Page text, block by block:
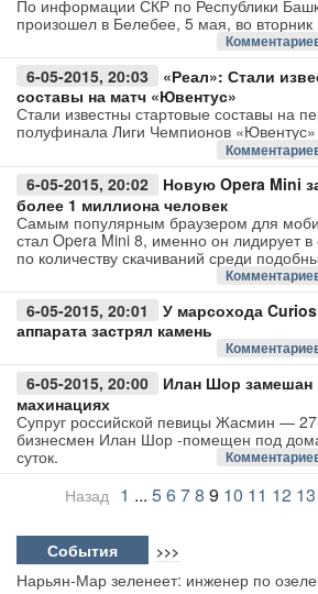
По информации СКР по Республики
произошел в Белебее, 5 мая, во вторник
6-05-2015, 20:03
«Реал»: Стали
составы на матч «Ювентус»
Стали известны стартовые составы на
полуфинала Лиги Чемпионов
6-05-2015, 20:02
Новую Opera Mini
более 1 миллиона человек
Самым популярным браузером для
стал Opera Mini 8, именно он лидирует
по количеству скачиваний среди
6-05-2015, 20:01
У марсохода
аппарата застрял камень
6-05-2015, 20:00
Илан Шор замешан
махинациях
Супруг российской певицы Жасмин —
бизнесмен Илан Шор -помещен под
суток.
Назад 1 ... 5678 9 10 11 12 13
События >>>
Нарьян-Мар зеленеет: инженер по